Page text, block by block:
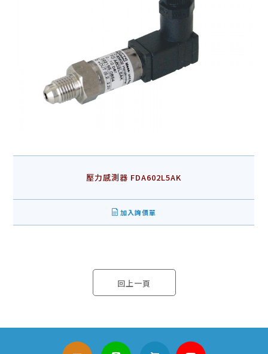
壓力感測器 FDA602L5AK
加入詢價單
回上一頁